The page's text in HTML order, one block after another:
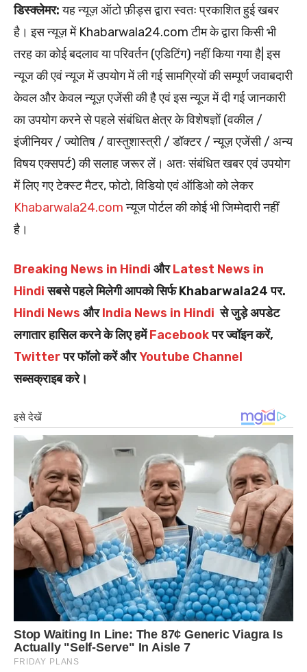
डिस्क्लेमर:यह न्यूज़ ऑटो फ़ीड्स द्वारा स्वतः प्रकाशित हुई खबर
है। इस न्यूज़ में Khabarwala24.com टीम के द्वारा किसी भी
तरह का कोई बदलाव या परिवर्तन (एडिटिंग) नहीं किया गया है| इस
न्यूज की एवं न्यूज में उपयोग में ली गई सामग्रियों की सम्पूर्ण जवाबदारी
केवल और केवल न्यूज़ एजेंसी की है एवं इस न्यूज में दी गई जानकारी
का उपयोग करने से पहले संबंधित क्षेत्र के विशेषज्ञों (वकील /
इंजीनियर / ज्योतिष / वास्तुशास्त्री / डॉक्टर / न्यूज़ एजेंसी / अन्य
विषय एक्सपर्ट) की सलाह जरूर लें। अतः संबंधित खबर एवं उपयोग
में लिए गए टेक्स्ट मैटर, फोटो, विडियो एवं ऑडिओ को लेकर
Khabarwala24.comन्यूज पोर्टल की कोई भी जिम्मेदारी नहीं
है।
Breaking News in Hindi औरLatest News in
Hindiसबसे पहले मिलेगी आपको सिर्फ Khabarwala24 पर.
Hindi News औरIndia News in Hindi से जुड़े अपडेट
लगातार हासिल करने के लिए हमेंFacebookपर ज्वॉइन करें,
Twitterपर फॉलो करें औरYoutube Channel
सब्सक्राइब करे।